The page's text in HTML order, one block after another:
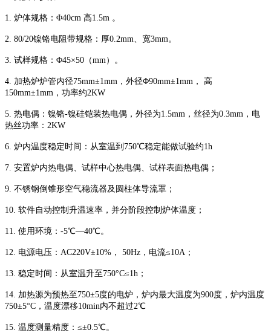
1. 炉体规格：Φ40cm 高1.5m 。
2. 80/20镍铬电阻带规格：厚0.2mm、宽3mm。
3. 试样规格：Φ45×50（mm）。
4. 加热炉炉管内径75mm±1mm，外径Φ90mm±1mm， 高
150mm±1mm，功率约2KW
5. 热电偶：镍铬-镍硅铠装热电偶，外径为1.5mm，丝径为0.3mm，电
热丝功率：2KW
6. 炉内温度稳定时间：从室温到750℃稳定能做试验约1h
7. 安置炉内热电偶、试样中心热电偶、试样表面热电偶；
9. 不锈钢倒锥形空气稳流器及圆柱体导流罩；
10. 软件自动控制升温速率，并分阶段控制炉体温度；
11. 使用环境：-5℃—40℃。
12. 电源电压：AC220V±10%， 50Hz，电流≤10A；
13. 稳定时间：从室温升至750°C≤1h；
14. 加热源为预热至750±5度的电炉，炉内最大温度为900度，炉内温度
750±5°C，温度漂移10min内不超过2℃
15. 温度测量精度：≤±0.5℃。